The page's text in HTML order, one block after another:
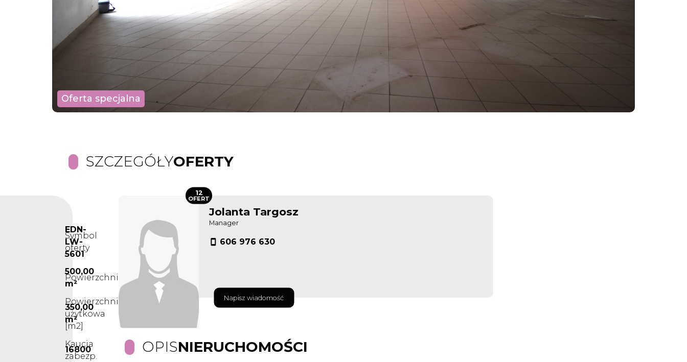
Oferta specjalna
SZCZEGÓŁYOFERTY
Symbol
oferty
EDN-
LW-
5601
Powierzchnia
500,00
m²
Powierzchnia
użytkowa
[m2]
350,00
m²
Kaucja
zabezp.
16800
Jolanta Targosz
Manager
606 976 630
Napisz wiadomość
12
OFERT
OPISNIERUCHOMOŚCI